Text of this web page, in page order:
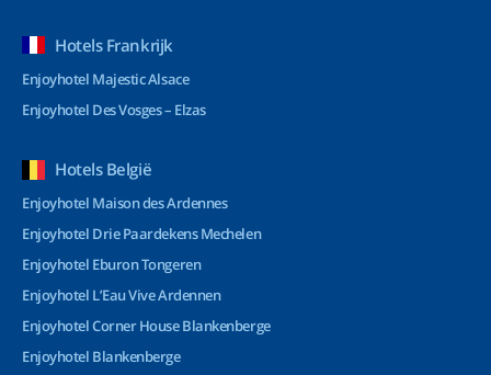
Hotels Frankrijk
Enjoyhotel Majestic Alsace
Enjoyhotel Des Vosges – Elzas
Hotels België
Enjoyhotel Maison des Ardennes
Enjoyhotel Drie Paardekens Mechelen
Enjoyhotel Eburon Tongeren
Enjoyhotel L’Eau Vive Ardennen
Enjoyhotel Corner House Blankenberge
Enjoyhotel Blankenberge